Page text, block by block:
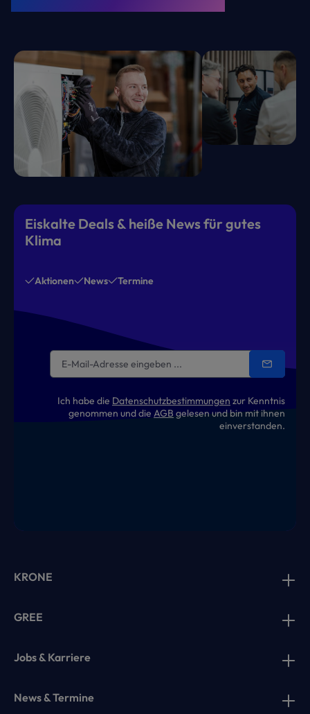
Eiskalte Deals & heiße News für gutes
Klima
Aktionen News Termine
Ich habe die Datenschutzbestimmungen zur Kenntnis
genommen und die AGB gelesen und bin mit ihnen
einverstanden.
KRONE
GREE
Jobs & Karriere
News & Termine